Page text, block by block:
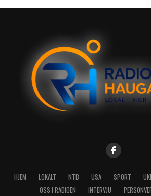
HJEM LOKALT NTB USA SPORT
OSS I RADIOEN
INTERVJU